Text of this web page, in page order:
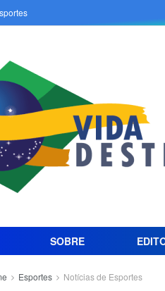
SOBRE
Esportes Notícias de Esportes